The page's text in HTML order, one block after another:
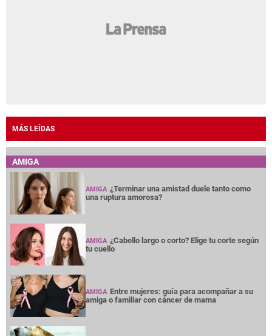
MÁS LEÍDAS
AMIGA
AMIGA ¿Terminar una amistad duele tanto como
una ruptura amorosa?
AMIGA ¿Cabello largo o corto? Elige tu corte según
tu cuello
AMIGA Entre mujeres: guía para acompañar a su
amiga o familiar con cáncer de mama